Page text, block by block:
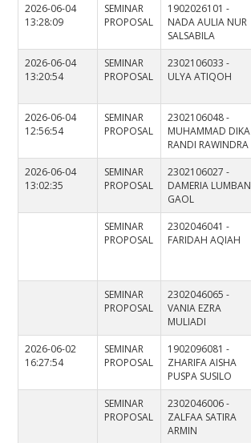
2026-06-04
13:28:09
SEMINAR
PROPOSAL
1902026101 -
NADA AULIA NUR
SALSABILA
2026-06-04
13:20:54
SEMINAR
PROPOSAL
2302106033 -
ULYA ATIQOH
2026-06-04
12:56:54
SEMINAR
PROPOSAL
2302106048 -
MUHAMMAD DIKA
RANDI RAWINDRA
2026-06-04
13:02:35
SEMINAR
PROPOSAL
2302106027 -
DAMERIA LUMBAN
GAOL
SEMINAR
PROPOSAL
2302046041 -
FARIDAH AQIAH
SEMINAR
PROPOSAL
2302046065 -
VANIA EZRA
MULIADI
2026-06-02
16:27:54
SEMINAR
PROPOSAL
1902096081 -
ZHARIFA AISHA
PUSPA SUSILO
SEMINAR
PROPOSAL
2302046006 -
ZALFAA SATIRA
ARMIN